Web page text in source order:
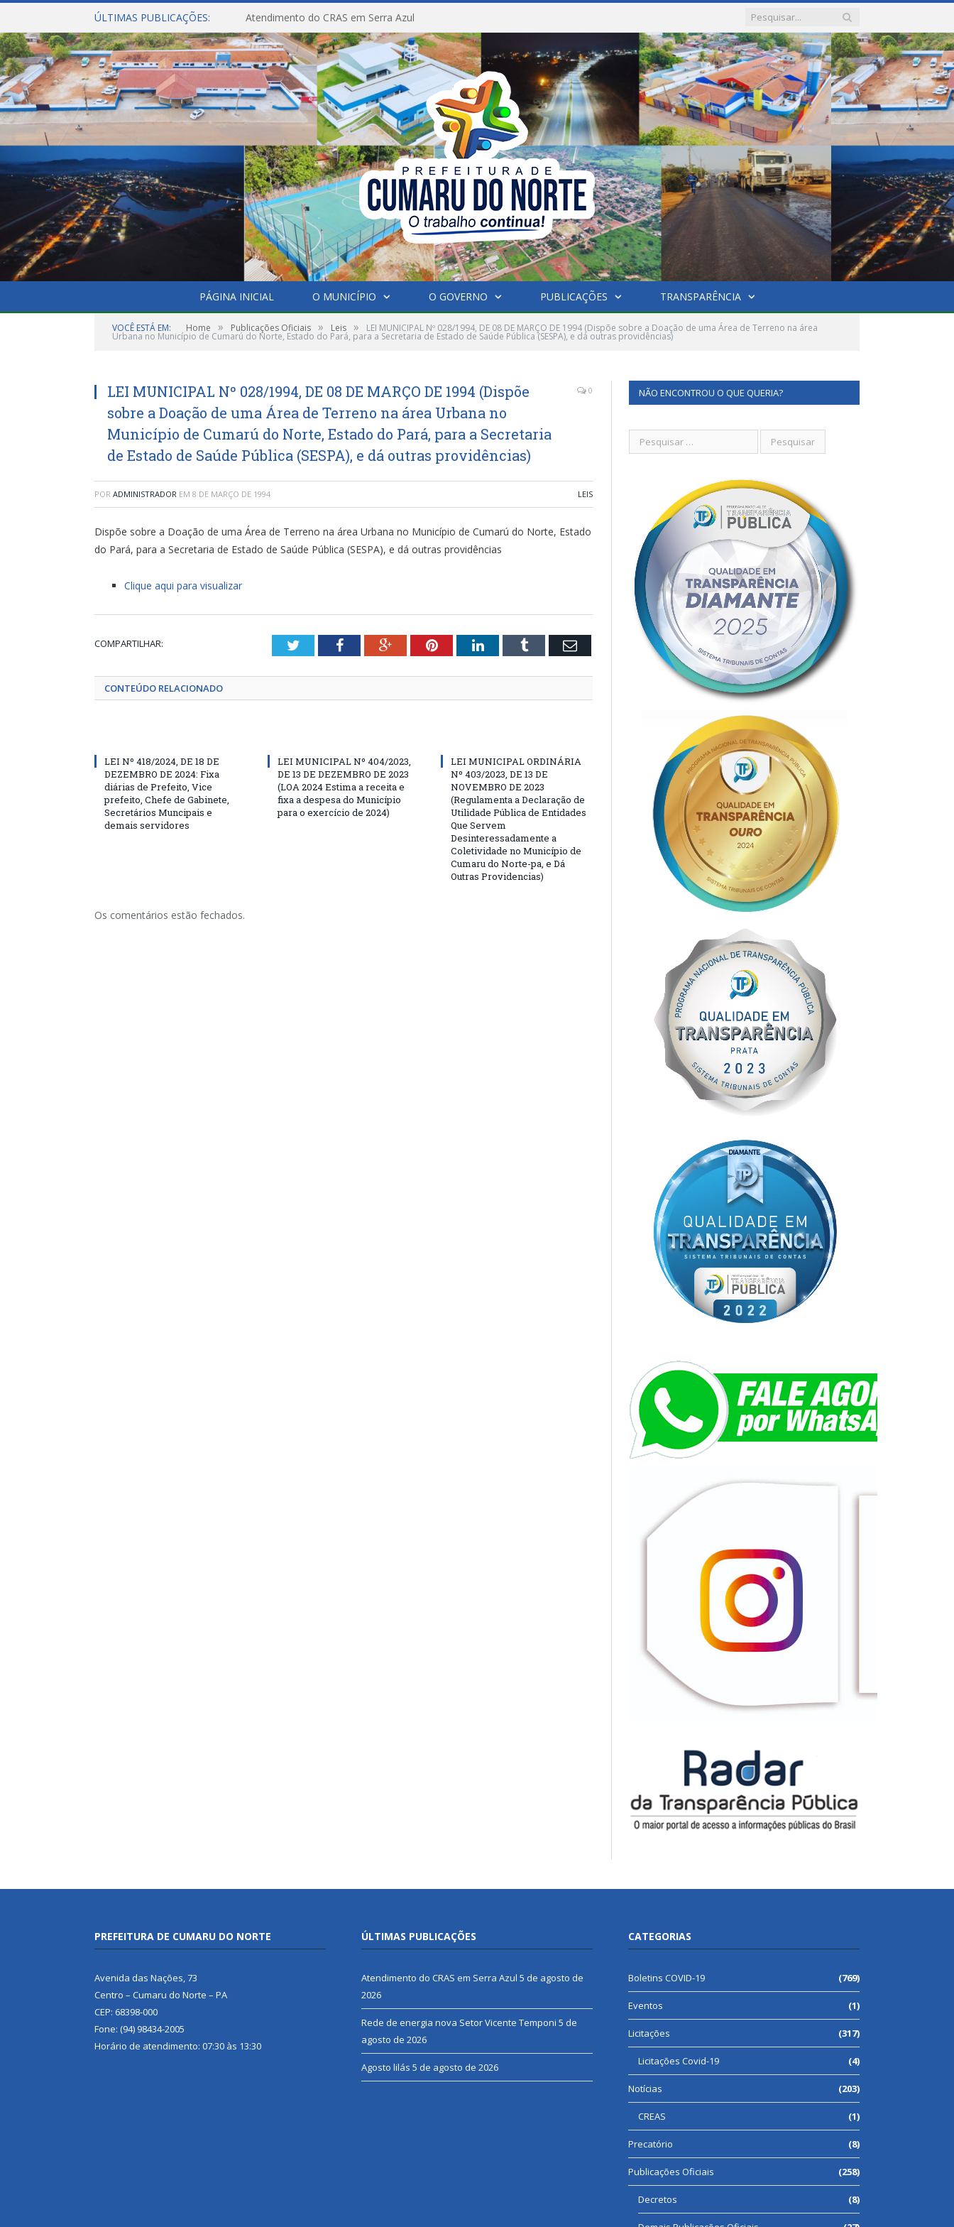
ÚLTIMAS PUBLICAÇÕES: Atendimento do CRAS em Serra Azul
PÁGINA INICIAL O MUNICÍPIO O GOVERNO PUBLICAÇÕES TRANSPARÊNCIA
VOCÊ ESTÁ EM: Home » Publicações Oficiais » Leis » LEI MUNICIPAL Nº 028/1994, DE 08 DE MARÇO DE 1994 (Dispõe sobre a Doação de uma Área de Terreno na área
Urbana no Município de Cumarú do Norte, Estado do Pará, para a Secretaria de Estado de Saúde Pública (SESPA), e dá outras providências)
LEI MUNICIPAL Nº 028/1994, DE 08 DE MARÇO DE 1994 (Dispõe
sobre a Doação de uma Área de Terreno na área Urbana no
Município de Cumarú do Norte, Estado do Pará, para a Secretaria
de Estado de Saúde Pública (SESPA), e dá outras providências)
0
POR ADMINISTRADOR EM 8 DE MARÇO DE 1994 LEIS
Dispõe sobre a Doação de uma Área de Terreno na área Urbana no Município de Cumarú do Norte, Estado
do Pará, para a Secretaria de Estado de Saúde Pública (SESPA), e dá outras providências
Clique aqui para visualizar
COMPARTILHAR: TwitterFacebookGoogle+PinterestLinkedInTumblr Email
CONTEÚDO RELACIONADO
LEI Nº 418/2024, DE 18 DE
DEZEMBRO DE 2024: Fixa
diárias de Prefeito, Vice
prefeito, Chefe de Gabinete,
Secretários Muncipais e
demais servidores
LEI MUNICIPAL Nº 404/2023,
DE 13 DE DEZEMBRO DE 2023
(LOA 2024 Estima a receita e
fixa a despesa do Município
para o exercício de 2024)
LEI MUNICIPAL ORDINÁRIA
Nº 403/2023, DE 13 DE
NOVEMBRO DE 2023
(Regulamenta a Declaração de
Utilidade Pública de Entidades
Que Servem
Desinteressadamente a
Coletividade no Município de
Cumaru do Norte-pa, e Dá
Outras Providencias)
Os comentários estão fechados.
NÃO ENCONTROU O QUE QUERIA?
PREFEITURA DE CUMARU DO NORTE
Avenida das Nações, 73
Centro – Cumaru do Norte – PA
CEP: 68398-000
Fone: (94) 98434-2005
Horário de atendimento: 07:30 às 13:30
ÚLTIMAS PUBLICAÇÕES
Atendimento do CRAS em Serra Azul 5 de agosto de
2026
Rede de energia nova Setor Vicente Temponi 5 de
agosto de 2026
Agosto lilás 5 de agosto de 2026
CATEGORIAS
Boletins COVID-19 (769)
Eventos (1)
Licitações (317)
Licitações Covid-19 (4)
Notícias (203)
CREAS (1)
Precatório (8)
Publicações Oficiais (258)
Decretos (8)